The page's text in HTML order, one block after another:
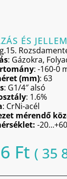
ÉS
: Gázokra,
: -160-0
(mm): 63
: G1/4″ alsó
: 1.6%
: CrNi-acél
mérendő
-
Ft ( 35